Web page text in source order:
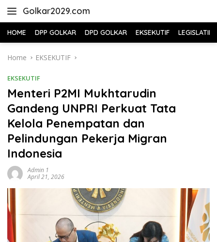
Golkar2029.com
HOME DPP GOLKAR DPD GOLKAR EKSEKUTIF LEGISLATIF
Home EKSEKUTIF
EKSEKUTIF
Menteri P2MI Mukhtarudin
Gandeng UNPRI Perkuat Tata
Kelola Penempatan dan
Pelindungan Pekerja Migran
Indonesia
Admin 1
April 21, 2026